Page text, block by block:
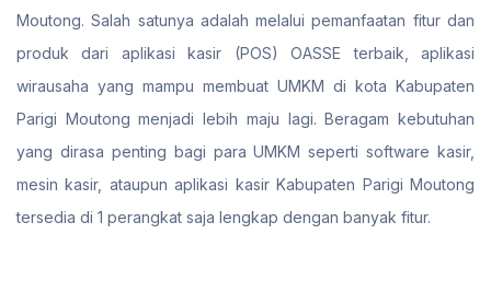
Moutong. Salah satunya adalah melalui pemanfaatan fitur dan
produk dari aplikasi kasir (POS) OASSE terbaik, aplikasi
wirausaha yang mampu membuat UMKM di kota Kabupaten
Parigi Moutong menjadi lebih maju lagi. Beragam kebutuhan
yang dirasa penting bagi para UMKM seperti software kasir,
mesin kasir, ataupun aplikasi kasir Kabupaten Parigi Moutong
tersedia di 1 perangkat saja lengkap dengan banyak fitur.